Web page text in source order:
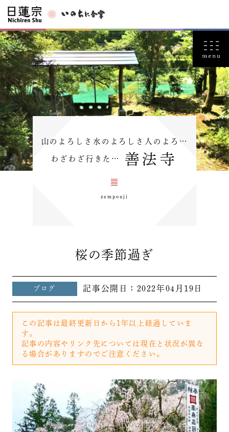
山のよろしさ水のよろしさ人のよろ…
わざわざ行きた… 善法寺
zempouji
桜の季節過ぎ
ブログ 記事公開日： 2022年04月19日
この記事は最終更新日から1年以上経過していま
す。
記事の内容やリンク先については現在と状況が異な
る場合がありますのでご注意ください。